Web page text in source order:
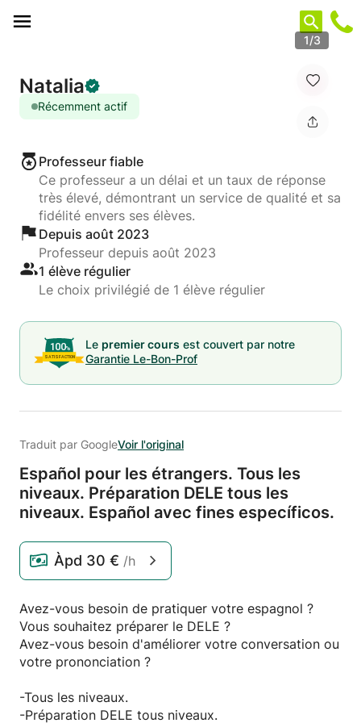
1/3
Natalia
Récemment actif
Professeur fiable
Ce professeur a un délai et un taux de réponse
très élevé, démontrant un service de qualité et sa
fidélité envers ses élèves.
Depuis août 2023
Professeur depuis août 2023
1 élève régulier
Le choix privilégié de 1 élève régulier
Le premier cours est couvert par notre
Garantie Le-Bon-Prof
Traduit par GoogleVoir l'original
Español pour les étrangers. Tous les
niveaux. Préparation DELE tous les
niveaux. Español avec fines específicos.
Àpd 30 € /h
Avez-vous besoin de pratiquer votre espagnol ?
Vous souhaitez préparer le DELE ?
Avez-vous besoin d'améliorer votre conversation ou
votre prononciation ?
-Tous les niveaux.
-Préparation DELE tous niveaux.